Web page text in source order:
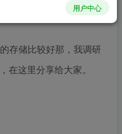
存储比较好那，我调研
在这里分享给大家。
用户中心